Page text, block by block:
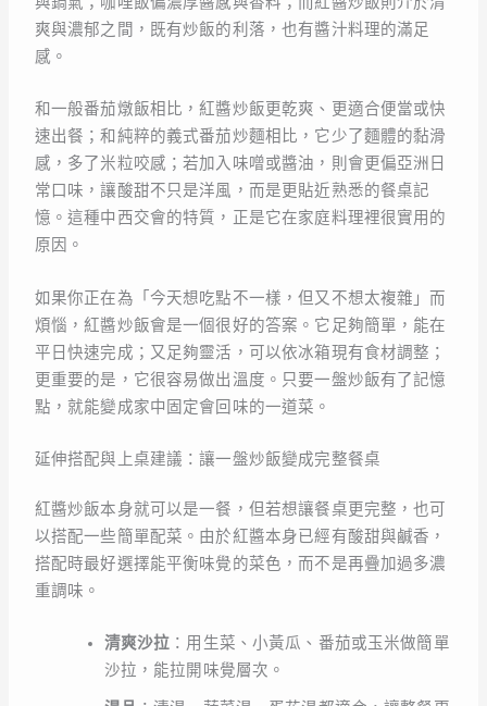
爽與濃郁之間，既有炒飯的利落，也有醬汁料理的滿足
感。
和一般番茄燉飯相比，紅醬炒飯更乾爽、更適合便當或快
速出餐；和純粹的義式番茄炒麵相比，它少了麵體的黏滑
感，多了米粒咬感；若加入味噌或醬油，則會更偏亞洲日
常口味，讓酸甜不只是洋風，而是更貼近熟悉的餐桌記
憶。這種中西交會的特質，正是它在家庭料理裡很實用的
原因。
如果你正在為「今天想吃點不一樣，但又不想太複雜」而
煩惱，紅醬炒飯會是一個很好的答案。它足夠簡單，能在
平日快速完成；又足夠靈活，可以依冰箱現有食材調整；
更重要的是，它很容易做出溫度。只要一盤炒飯有了記憶
點，就能變成家中固定會回味的一道菜。
延伸搭配與上桌建議：讓一盤炒飯變成完整餐桌
紅醬炒飯本身就可以是一餐，但若想讓餐桌更完整，也可
以搭配一些簡單配菜。由於紅醬本身已經有酸甜與鹹香，
搭配時最好選擇能平衡味覺的菜色，而不是再疊加過多濃
重調味。
清爽沙拉 ：用生菜、小黃瓜、番茄或玉米做簡單
沙拉，能拉開味覺層次。